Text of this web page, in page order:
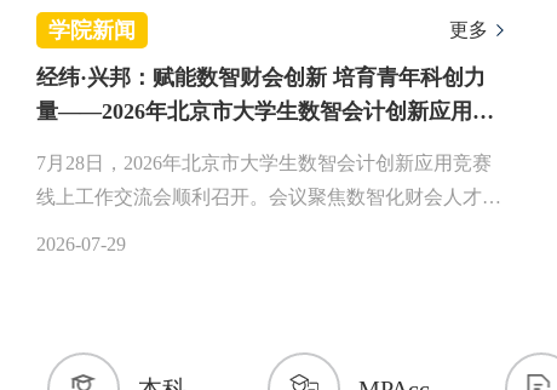
学院新闻 更多
经纬·兴邦：赋能数智财会创新 培育青年科创力
量——2026年北京市大学生数智会计创新应用竞
7月28日，2026年北京市大学生数智会计创新应用竞赛
线上工作交流会顺利召开。会议聚焦数智化财会人才培
席会议，全市各高校赛事联络教师、参赛学生队长线上
2026-07-29